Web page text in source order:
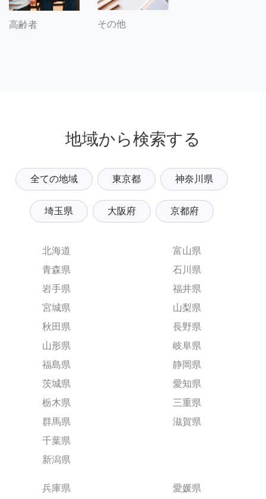
高齢者 その他
地域から検索する
全ての地域 東京都 神奈川県
埼玉県 大阪府 京都府
北海道
青森県
岩手県
宮城県
秋田県
山形県
福島県
茨城県
栃木県
群馬県
千葉県
新潟県
富山県
石川県
福井県
山梨県
長野県
岐阜県
静岡県
愛知県
三重県
滋賀県
兵庫県
愛媛県